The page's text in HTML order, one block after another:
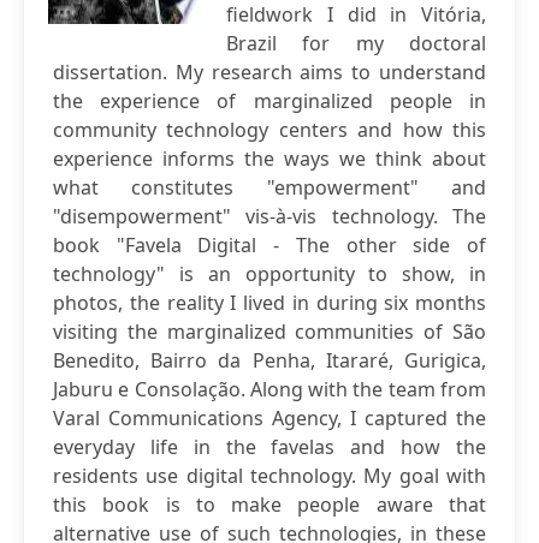
fieldwork I did in Vitória,
Brazil for my doctoral
dissertation. My research aims to understand
the experience of marginalized people in
community technology centers and how this
experience informs the ways we think about
what constitutes "empowerment" and
"disempowerment" vis-à-vis technology. The
book "Favela Digital - The other side of
technology" is an opportunity to show, in
photos, the reality I lived in during six months
visiting the marginalized communities of São
Benedito, Bairro da Penha, Itararé, Gurigica,
Jaburu e Consolação. Along with the team from
Varal Communications Agency, I captured the
everyday life in the favelas and how the
residents use digital technology. My goal with
this book is to make people aware that
alternative use of such technologies, in these